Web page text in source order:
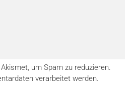
um Spam zu reduzieren.
verarbeitet werden.